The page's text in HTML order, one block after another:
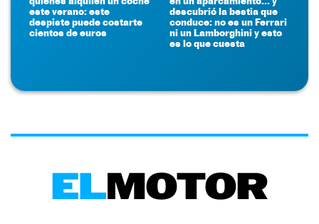
este verano: este
despiste puede costarte
cientos de euros
descubrió la bestia que
conduce: no es un Ferrari
ni un Lamborghini y esto
es lo que cuesta